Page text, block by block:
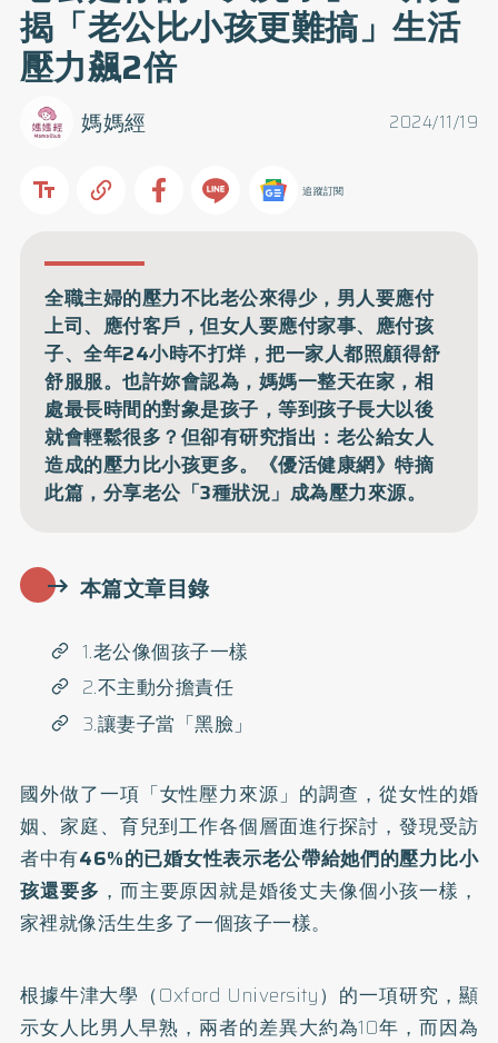
揭「老公比小孩更難搞」生活
壓力飆2倍
2024/11/19
媽媽經
追蹤訂閱
全職主婦的壓力不比老公來得少，男人要應付
上司、應付客戶，但女人要應付家事、應付孩
子、全年24小時不打烊，把一家人都照顧得舒
舒服服。也許妳會認為，媽媽一整天在家，相
處最長時間的對象是孩子，等到孩子長大以後
就會輕鬆很多？但卻有研究指出：老公給女人
造成的壓力比小孩更多。《優活健康網》特摘
此篇，分享老公「3種狀況」成為壓力來源。
本篇文章目錄
1.老公像個孩子一樣
2.不主動分擔責任
3.讓妻子當「黑臉」
國外做了一項「女性壓力來源 」的調查，從女性的婚
姻、家庭、育兒到工作各個層面進行探討，發現受訪
者中有46%的已婚女性表示老公帶給她們的壓力比小
孩還要多 ，而主要原因就是婚後丈夫像個小孩一樣，
家裡就像活生生多了一個孩子一樣。
根據牛津大學（Oxford University）的一項研究，顯
示女人比男人早熟，兩者的差異大約為10年，而因為